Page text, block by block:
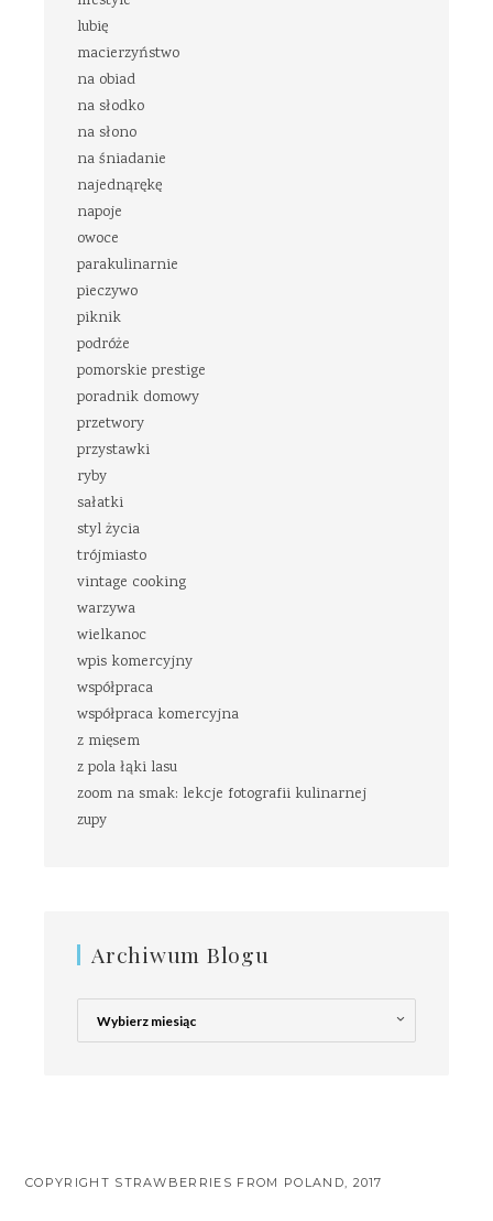
lubię
macierzyństwo
na obiad
na słodko
na słono
na śniadanie
najednąrękę
napoje
owoce
parakulinarnie
pieczywo
piknik
podróże
pomorskie prestige
poradnik domowy
przetwory
przystawki
ryby
sałatki
styl życia
trójmiasto
vintage cooking
warzywa
wielkanoc
wpis komercyjny
współpraca
współpraca komercyjna
z mięsem
z pola łąki lasu
zoom na smak: lekcje fotografii kulinarnej
zupy
Archiwum Blogu
Archiwum
Blogu
COPYRIGHT STRAWBERRIES FROM POLAND, 2017